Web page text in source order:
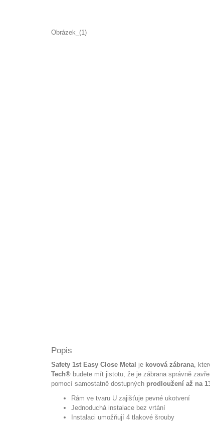
Obrázek_(1)
Popis
Safety 1st Easy Close Metal je kovová zábrana,
Tech® budete mít jistotu, že je zábrana správně
pomocí samostatně dostupných prodloužení až na
Rám ve tvaru U zajišťuje pevné ukotvení
Jednoduchá instalace bez vrtání
Instalaci umožňují 4 tlakové šrouby